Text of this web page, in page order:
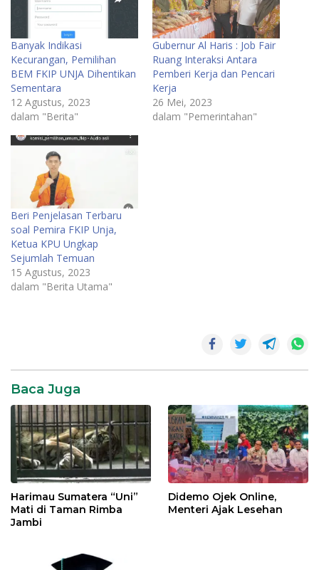
Banyak Indikasi
Kecurangan, Pemilihan
BEM FKIP UNJA Dihentikan
Sementara
12 Agustus, 2023
dalam "Berita"
Gubernur Al Haris : Job Fair
Ruang Interaksi Antara
Pemberi Kerja dan Pencari
Kerja
26 Mei, 2023
dalam "Pemerintahan"
Beri Penjelasan Terbaru
soal Pemira FKIP Unja,
Ketua KPU Ungkap
Sejumlah Temuan
15 Agustus, 2023
dalam "Berita Utama"
Baca Juga
Harimau Sumatera “Uni”
Mati di Taman Rimba
Jambi
Didemo Ojek Online,
Menteri Ajak Lesehan